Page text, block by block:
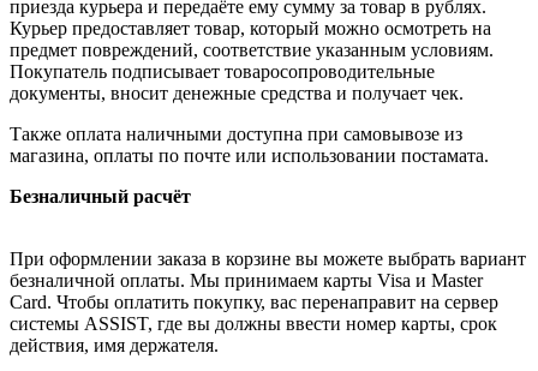
приезда курьера и передаёте ему сумму за товар в рублях.
Курьер предоставляет товар, который можно осмотреть на
предмет повреждений, соответствие указанным условиям.
Покупатель подписывает товаросопроводительные
документы, вносит денежные средства и получает чек.
Также оплата наличными доступна при самовывозе из
магазина, оплаты по почте или использовании постамата.
Безналичный расчёт
При оформлении заказа в корзине вы можете выбрать вариант
безналичной оплаты. Мы принимаем карты Visa и Master
Card. Чтобы оплатить покупку, вас перенаправит на сервер
системы ASSIST, где вы должны ввести номер карты, срок
действия, имя держателя.